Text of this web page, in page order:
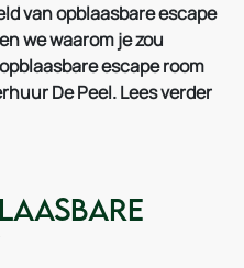
van opblaasbare escape
we waarom je zou
escape room
De Peel. Lees verder